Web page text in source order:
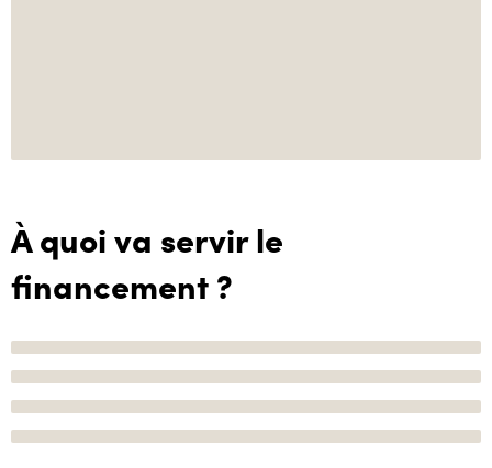
À quoi va servir le
financement ?